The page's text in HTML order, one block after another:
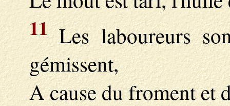
11Les laboureurs
gémissent,
A cause du froment et